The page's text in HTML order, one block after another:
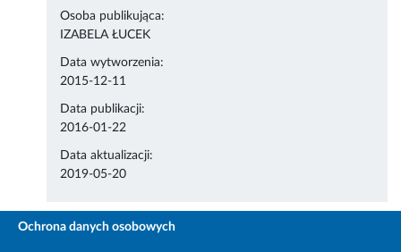
Osoba publikująca:
IZABELA ŁUCEK
Data wytworzenia:
2015-12-11
Data publikacji:
2016-01-22
Data aktualizacji:
2019-05-20
Ochrona danych osobowych